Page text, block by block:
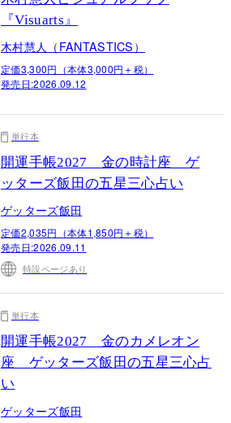
『Visuarts』
木村慧人（FANTASTICS）
定価3,300円（本体3,000円＋税）
発売日:2026.09.12
単行本
開運手帳2027 金の時計座 ゲ
ッターズ飯田の五星三心占い
ゲッターズ飯田
定価2,035円（本体1,850円＋税）
発売日:2026.09.11
特設ページあり
単行本
開運手帳2027 金のカメレオン
座 ゲッターズ飯田の五星三心占
い
ゲッターズ飯田